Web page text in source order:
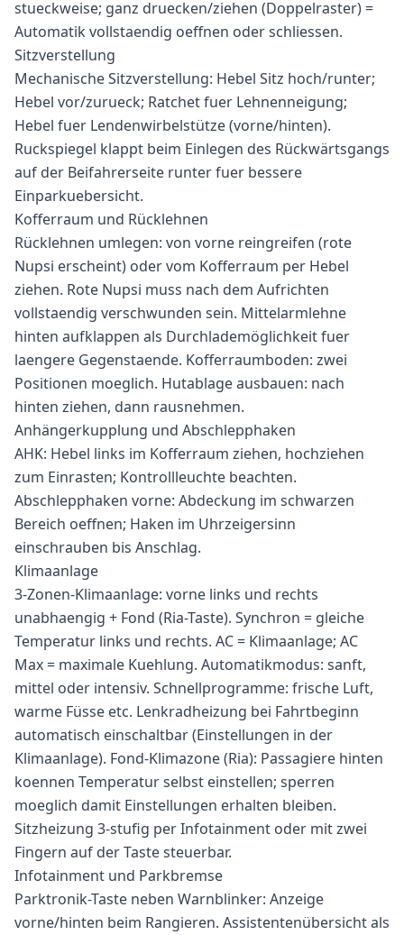
stueckweise; ganz druecken/ziehen (Doppelraster) =
Automatik vollstaendig oeffnen oder schliessen.
Sitzverstellung
Mechanische Sitzverstellung: Hebel Sitz hoch/runter;
Hebel vor/zurueck; Ratchet fuer Lehnenneigung;
Hebel fuer Lendenwirbelstütze (vorne/hinten).
Ruckspiegel klappt beim Einlegen des Rückwärtsgangs
auf der Beifahrerseite runter fuer bessere
Einparkuebersicht.
Kofferraum und Rücklehnen
Rücklehnen umlegen: von vorne reingreifen (rote
Nupsi erscheint) oder vom Kofferraum per Hebel
ziehen. Rote Nupsi muss nach dem Aufrichten
vollstaendig verschwunden sein. Mittelarmlehne
hinten aufklappen als Durchlademöglichkeit fuer
laengere Gegenstaende. Kofferraumboden: zwei
Positionen moeglich. Hutablage ausbauen: nach
hinten ziehen, dann rausnehmen.
Anhängerkupplung und Abschlepphaken
AHK: Hebel links im Kofferraum ziehen, hochziehen
zum Einrasten; Kontrollleuchte beachten.
Abschlepphaken vorne: Abdeckung im schwarzen
Bereich oeffnen; Haken im Uhrzeigersinn
einschrauben bis Anschlag.
Klimaanlage
3-Zonen-Klimaanlage: vorne links und rechts
unabhaengig + Fond (Ria-Taste). Synchron = gleiche
Temperatur links und rechts. AC = Klimaanlage; AC
Max = maximale Kuehlung. Automatikmodus: sanft,
mittel oder intensiv. Schnellprogramme: frische Luft,
warme Füsse etc. Lenkradheizung bei Fahrtbeginn
automatisch einschaltbar (Einstellungen in der
Klimaanlage). Fond-Klimazone (Ria): Passagiere hinten
koennen Temperatur selbst einstellen; sperren
moeglich damit Einstellungen erhalten bleiben.
Sitzheizung 3-stufig per Infotainment oder mit zwei
Fingern auf der Taste steuerbar.
Infotainment und Parkbremse
Parktronik-Taste neben Warnblinker: Anzeige
vorne/hinten beim Rangieren. Assistentenübersicht als